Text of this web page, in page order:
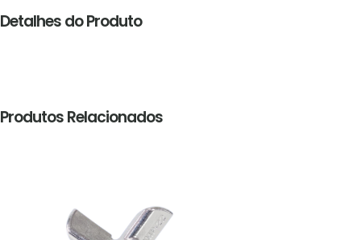
Detalhes do Produto
Produtos Relacionados